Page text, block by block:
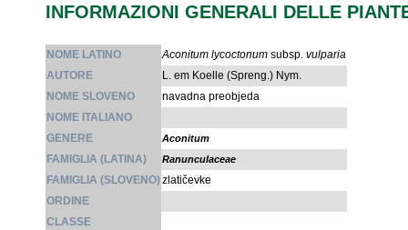
INFORMAZIONI GENERALI DELLE
NOME LATINO Aconitum lycoctonum subsp. vulparia
AUTORE
L. em Koelle (Spreng.) Nym.
NOME SLOVENO
navadna preobjeda
NOME ITALIANO
GENERE
Aconitum
FAMIGLIA (LATINA) Ranunculaceae
FAMIGLIA (SLOVENO)zlatičevke
ORDINE
CLASSE